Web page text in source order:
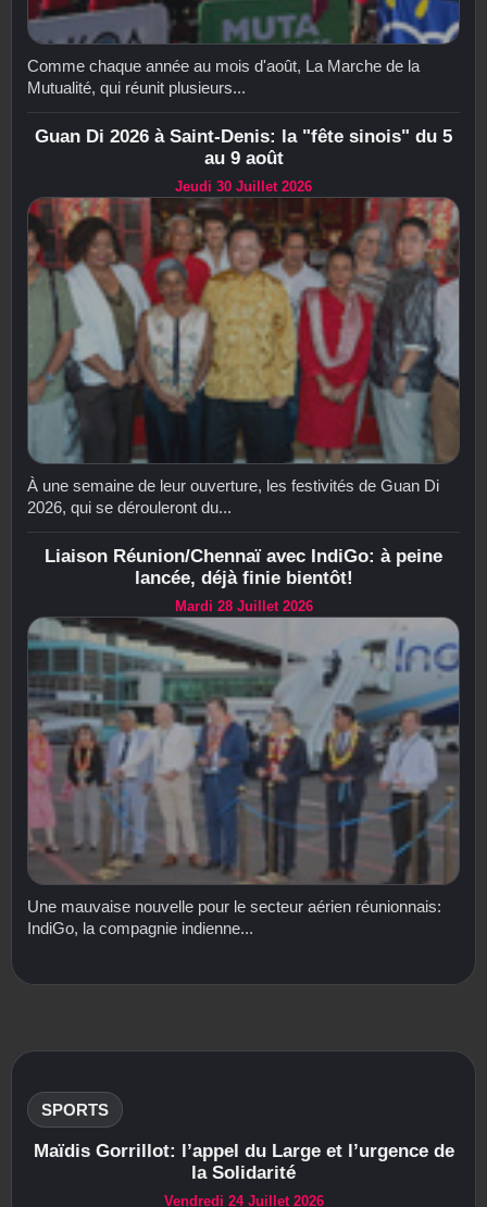
Comme chaque année au mois d'août, La Marche de la
Mutualité, qui réunit plusieurs...
Guan Di 2026 à Saint-Denis: la "fête sinois" du 5
au 9 août
Jeudi 30 Juillet 2026
À une semaine de leur ouverture, les festivités de Guan Di
2026, qui se dérouleront du...
Liaison Réunion/Chennaï avec IndiGo: à peine
lancée, déjà finie bientôt!
Mardi 28 Juillet 2026
Une mauvaise nouvelle pour le secteur aérien réunionnais:
IndiGo, la compagnie indienne...
SPORTS
Maïdis Gorrillot: l’appel du Large et l’urgence de
la Solidarité
Vendredi 24 Juillet 2026